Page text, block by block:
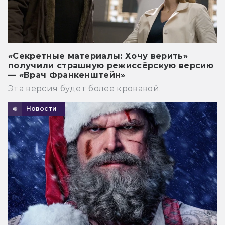
«Секретные материалы: Хочу верить»
получили страшную режиссёрскую версию
— «Врач Франкенштейн»
Эта версия будет более кровавой.
Новости